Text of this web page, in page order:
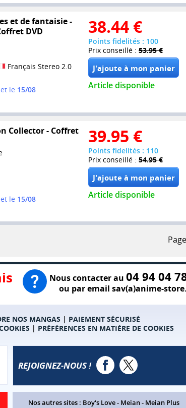
et de fantaisie -
DVD
Français Stereo 2.0
le 15/08
38.44 €
Points fidelités : 100
Prix conseillé : 53.95 €
Article disponible
Collector - Coffret
le 15/08
39.95 €
Points fidelités : 110
Prix conseillé : 54.95 €
Article disponible
Nous contacter au 04 94 04
ou par email sav(a)anime-
NOS MANGAS | PAIEMENT SÉCURISÉ
| PRÉFÉRENCES EN MATIÈRE DE COOKIES
REJOIGNEZ-NOUS !
Nos autres sites : Boy's Love- Meian- Meian Plus